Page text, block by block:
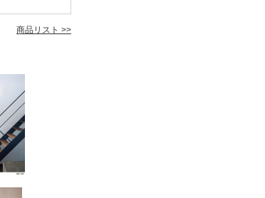
商品リスト >>